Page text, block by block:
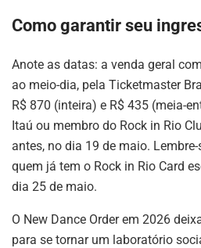
Como garantir seu
Anote as datas: a venda geral
ao meio-dia, pela Ticketmaster
R$ 870 (inteira) e R$ 435 (meia-
Itaú ou membro do Rock in Rio
antes, no dia 19 de maio.
quem já tem o Rock in Rio Card
dia 25 de maio.
O New Dance Order em 2026
para se tornar um laboratório